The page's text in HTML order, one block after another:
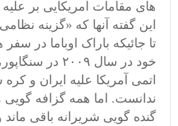
های مقامات آمریکایی بر
این گفته آنها که «گزینه
تا جائیکه باراک اوباما در
خود در سال
اتمی آمریکا علیه ایران و
ندانست. اما همه گزافه گویی
گنده گویی شریرانه باقی ماند